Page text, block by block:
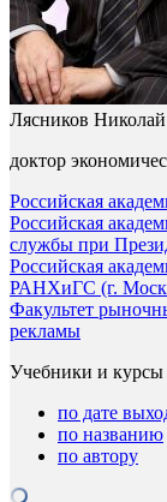
Лясников
доктор
Российская
Российская
службы при
Российская
РАНХиГС (г.
Факультет
рекламы
Учебники и курсы
по дате
по названию
по автору